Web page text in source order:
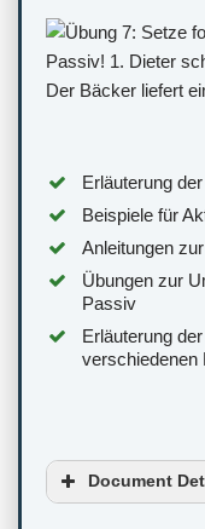
Erläuterung
Beispiele für
Anleitungen
Übungen zur
Passiv
Erläuterung
verschiedenen
Document